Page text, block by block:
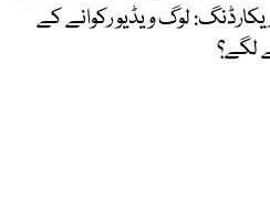
لوگ ویڈیو رکوانے کے
لگے؟